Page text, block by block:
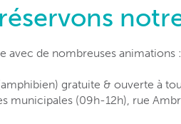
avec de nombreuses animations :
gratuite & ouverte à
municipales (09h-12h), rue